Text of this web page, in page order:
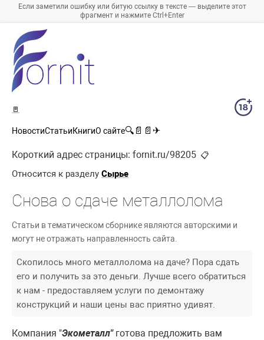
Если заметили ошибку или битую ссылку в тексте — выделите этот
фрагмент и нажмите Ctrl+Enter
🚪
НовостиСтатьиКнигиО сайте🔍 📄 📄 ✈
Короткий адрес страницы: fornit.ru/98205 📋
Относится к разделу Сырье
Снова о сдаче металлолома
Статьи в тематическом сборнике являются авторскими и
могут не отражать направленность сайта.
Скопилось много металлолома на даче? Пора сдать
его и получить за это деньги. Лучше всего обратиться
к нам - предоставляем услуги по демонтажу
конструкций и наши цены вас приятно удивят.
Компания "Экометалл"готова предложить вам